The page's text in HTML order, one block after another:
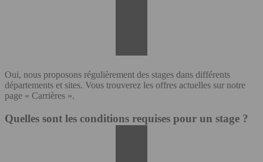
Oui, nous proposons régulièrement des stages dans différents
départements et sites. Vous trouverez les offres actuelles sur notre
page « Carrières ».
Quelles sont les conditions requises pour un stage ?